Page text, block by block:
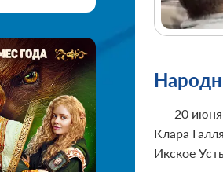
20
Клара
Икское